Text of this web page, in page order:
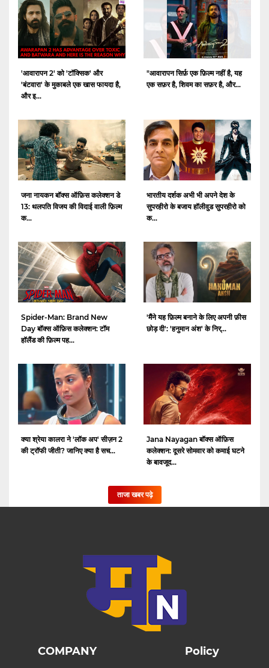
'आवारापन 2' को 'टॉक्सिक' और
'बंटवारा' के मुकाबले एक खास फायदा है,
और इ...
"आवारापन सिर्फ़ एक फ़िल्म नहीं है, यह
एक सफ़र है, शिवम का सफ़र है, और...
जना नायकन बॉक्स ऑफ़िस कलेक्शन डे
13: थलपति विजय की विदाई वाली फ़िल्म
क...
भारतीय दर्शक अभी भी अपने देश के
सुपरहीरो के बजाय हॉलीवुड सुपरहीरो को
क...
Spider-Man: Brand New
Day बॉक्स ऑफ़िस कलेक्शन: टॉम
हॉलैंड की फ़िल्म पह...
'मैंने यह फ़िल्म बनाने के लिए अपनी फ़ीस
छोड़ दी': 'हनुमान अंश' के निर्...
क्या श्रेया कालरा ने 'लॉक अप' सीज़न 2
की ट्रॉफी जीती? जानिए क्या है सच...
Jana Nayagan बॉक्स ऑफ़िस
कलेक्शन: दूसरे सोमवार को कमाई घटने
के बावजूद...
ताजा खबर पढ़े
COMPANY Policy